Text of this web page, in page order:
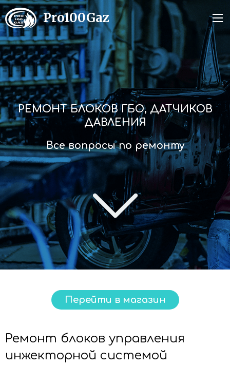
Pro100Gaz
РЕМОНТ БЛОКОВ ГБО, ДАТЧИКОВ
ДАВЛЕНИЯ
Все вопросы по ремонту
Перейти в магазин
Ремонт блоков управления
инжекторной системой